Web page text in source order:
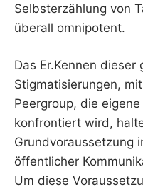
Selbsterzählung von
überall omnipotent.
Das Er.Kennen
Stigmatisierungen,
Peergroup, die
konfrontiert wird,
Grundvoraussetzung
öffentlicher
Um diese